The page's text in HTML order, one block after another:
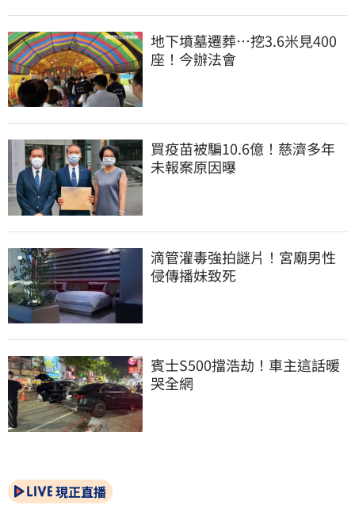
地下墳墓遷葬…挖3.6米見400
座！今辦法會
買疫苗被騙10.6億！慈濟多年
未報案原因曝
滴管灌毒強拍謎片！宮廟男性
侵傳播妹致死
賓士S500擋浩劫！車主這話暖
哭全網
現正直播